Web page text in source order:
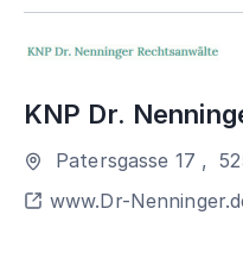
KNP Dr.
Patersgasse 17 ,
www.Dr-